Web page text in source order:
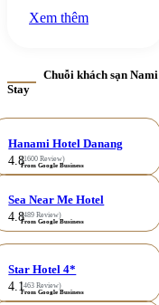
Xem thêm
Chuỗi khách sạn Nami
Stay
Hanami Hotel Danang
4.8(1600 Review)
From Google Business
Sea Near Me Hotel
4.8(489 Review)
From Google Business
Star Hotel 4*
4.1(463 Review)
From Google Business